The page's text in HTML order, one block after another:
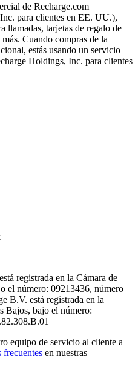
de Recharge.com
para clientes en EE. UU.),
llamadas, tarjetas de regalo de
Cuando compras de la
estás usando un servicio
Holdings, Inc. para clientes
registrada en la Cámara de
el número: 09213436, número
B.V. está registrada en la
Bajos, bajo el número:
equipo de servicio al cliente a
frecuentes en nuestras